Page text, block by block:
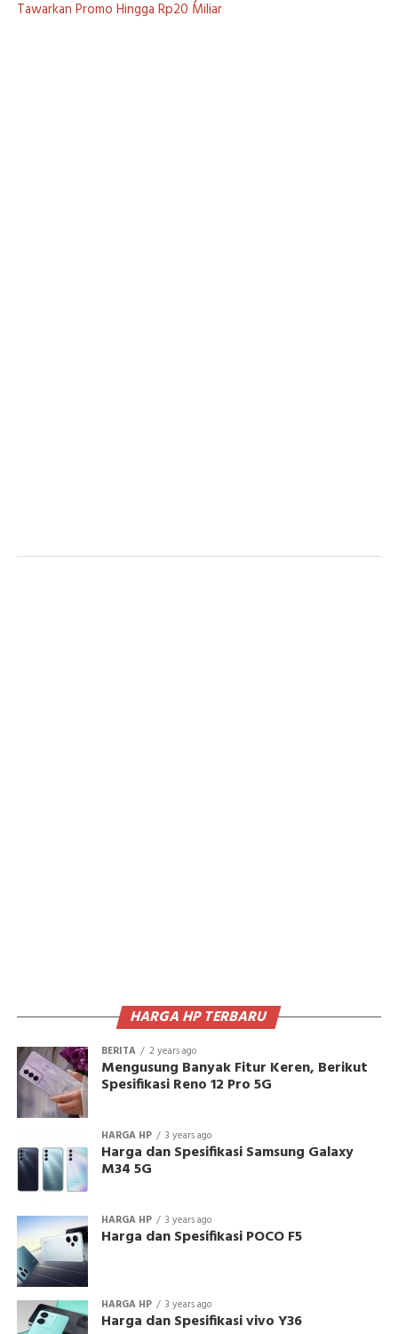
Tawarkan Promo Hingga Rp20 Miliar
HARGA HP TERBARU
BERITA 2 years ago
Mengusung Banyak Fitur Keren, Berikut
Spesifikasi Reno 12 Pro 5G
HARGA HP 3 years ago
Harga dan Spesifikasi Samsung Galaxy
M34 5G
HARGA HP 3 years ago
Harga dan Spesifikasi POCO F5
HARGA HP 3 years ago
Harga dan Spesifikasi vivo Y36